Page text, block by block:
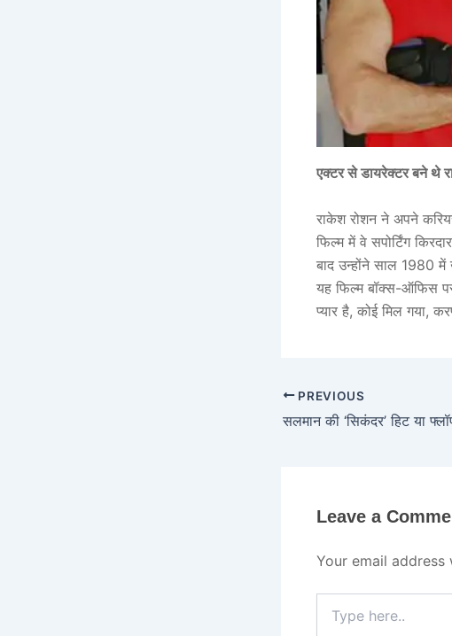
एक्टर से डायरेक्टर बने थे
राकेश रोशन ने अपने
फिल्म में वे सपोर्टिंग
बाद उन्होंने साल 1980
यह फिल्म बॉक्स-ऑफिस
प्यार है, कोई मिल गया,
PREVIOUS
Leave a
Your email
here..